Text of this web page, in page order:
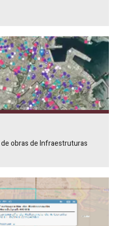
obras de Infraestruturas